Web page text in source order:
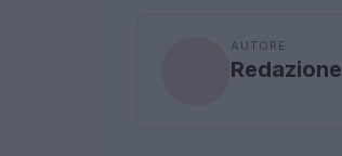
AUTORE
Redazione